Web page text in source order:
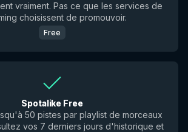
vraiment. Pas ce que les services de
choisissent de promouvoir.
Free
Spotalike Free
50 pistes par playlist de morceaux
vos 7 derniers jours d'historique et